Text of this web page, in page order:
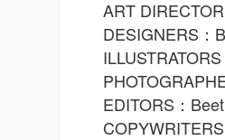
ART
DESIGNERS：
EDITORS：